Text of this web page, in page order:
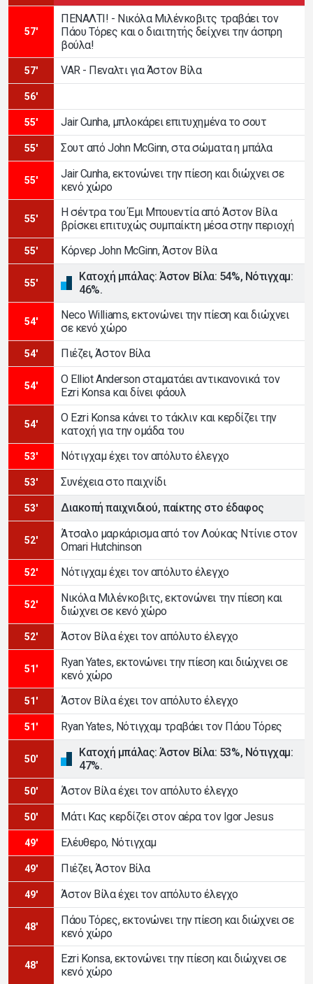
57'
ΠΕΝΑΛΤΙ! - Νικόλα Μιλένκοβιτς τραβάει τον
Πάου Τόρες και ο διαιτητής δείχνει την άσπρη
βούλα!
57' VAR - Πεναλτι για Άστον Βίλα
56'
55' Jair Cunha, μπλοκάρει επιτυχημένα το σουτ
55' Σουτ από John McGinn, στα σώματα η μπάλα
55'
Jair Cunha, εκτονώνει την πίεση και διώχνει σε
κενό χώρο
55'
Η σέντρα του Έμι Μπουεντία από Άστον Βίλα
βρίσκει επιτυχώς συμπαίκτη μέσα στην περιοχή
55' Κόρνερ John McGinn, Άστον Βίλα
55'
Κατοχή μπάλας: Άστον Βίλα: 54%, Νότιγχαμ:
46%.
54'
Neco Williams, εκτονώνει την πίεση και διώχνει
σε κενό χώρο
54' Πιέζει, Άστον Βίλα
54'
Ο Elliot Anderson σταματάει αντικανονικά τον
Ezri Konsa και δίνει φάουλ
54'
Ο Ezri Konsa κάνει το τάκλιν και κερδίζει την
κατοχή για την ομάδα του
53' Νότιγχαμ έχει τον απόλυτο έλεγχο
53' Συνέχεια στο παιχνίδι
53' Διακοπή παιχνιδιού, παίκτης στο έδαφος
52'
Άτσαλο μαρκάρισμα από τον Λούκας Ντίνιε στον
Omari Hutchinson
52' Νότιγχαμ έχει τον απόλυτο έλεγχο
52'
Νικόλα Μιλένκοβιτς, εκτονώνει την πίεση και
διώχνει σε κενό χώρο
52' Άστον Βίλα έχει τον απόλυτο έλεγχο
51'
Ryan Yates, εκτονώνει την πίεση και διώχνει σε
κενό χώρο
51' Άστον Βίλα έχει τον απόλυτο έλεγχο
51' Ryan Yates, Νότιγχαμ τραβάει τον Πάου Τόρες
50'
Κατοχή μπάλας: Άστον Βίλα: 53%, Νότιγχαμ:
47%.
50' Άστον Βίλα έχει τον απόλυτο έλεγχο
50' Μάτι Κας κερδίζει στον αέρα τον Igor Jesus
49' Ελέυθερο, Νότιγχαμ
49' Πιέζει, Άστον Βίλα
49' Άστον Βίλα έχει τον απόλυτο έλεγχο
48'
Πάου Τόρες, εκτονώνει την πίεση και διώχνει σε
κενό χώρο
48'
Ezri Konsa, εκτονώνει την πίεση και διώχνει σε
κενό χώρο